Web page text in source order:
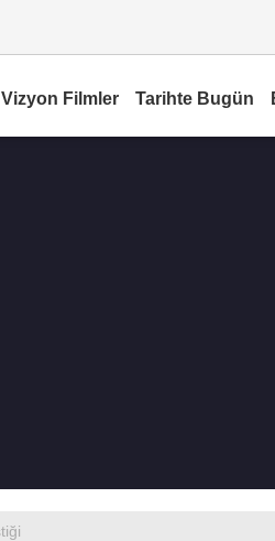
Vizyon Filmler Tarihte Bugün